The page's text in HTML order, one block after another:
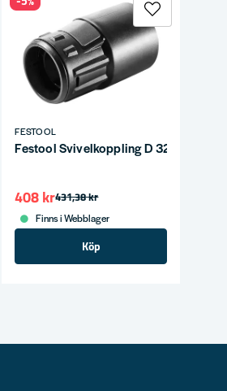
FESTOOL
Festool Svivelkoppling D 32/27 DAG-
431,38 kr
408 kr
Finns i Webblager
Köp